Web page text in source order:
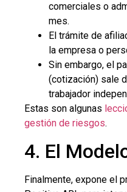
comerciales o
mes.
El trámite de
la empresa o
Sin embargo, el
(cotización) sale
trabajador
Estas son algunas
gestión de riesgos.
4. El
Finalmente, expone el